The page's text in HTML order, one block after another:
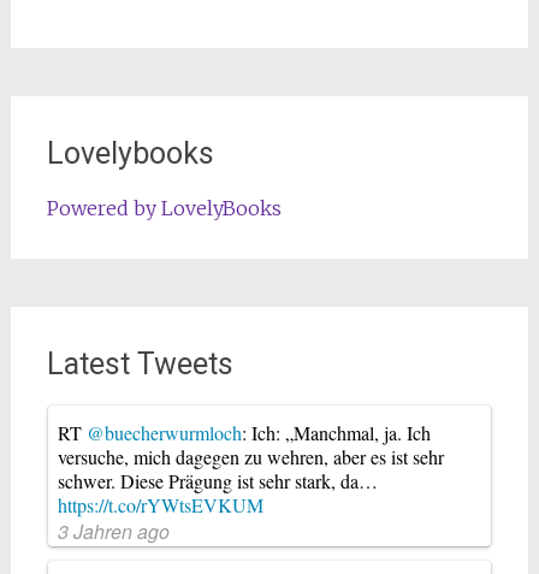
Lovelybooks
Powered by LovelyBooks
Latest Tweets
RT @buecherwurmloch: Ich: „Manchmal, ja. Ich
versuche, mich dagegen zu wehren, aber es ist sehr
schwer. Diese Prägung ist sehr stark, da…
https://t.co/rYWtsEVKUM
3 Jahren ago